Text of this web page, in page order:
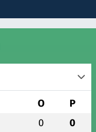
O P
0 0